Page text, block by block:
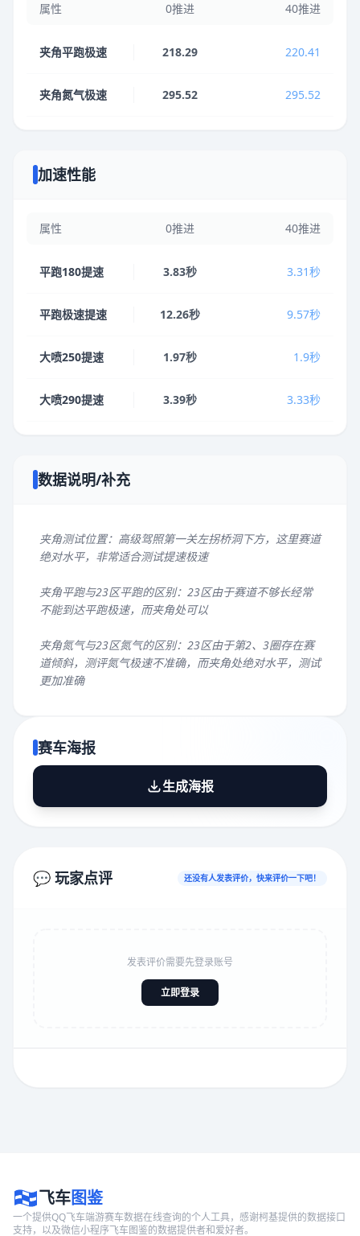
属性 0推进 40推进
夹角平跑极速 218.29 220.41
夹角氮气极速 295.52 295.52
加速性能
属性 0推进 40推进
平跑180提速 3.83秒 3.31秒
平跑极速提速 12.26秒 9.57秒
大喷250提速 1.97秒 1.9秒
大喷290提速 3.39秒 3.33秒
数据说明/补充
夹角测试位置：高级驾照第一关左拐桥洞下方，这里赛道
绝对水平，非常适合测试提速极速
夹角平跑与23区平跑的区别：23区由于赛道不够长经常
不能到达平跑极速，而夹角处可以
夹角氮气与23区氮气的区别：23区由于第2、3圈存在赛
道倾斜，测评氮气极速不准确，而夹角处绝对水平，测试
更加准确
赛车海报
生成海报
💬 玩家点评 还没有人发表评价，快来评价一下吧！
发表评价需要先登录账号
立即登录
飞车图鉴
一个提供QQ飞车端游赛车数据在线查询的个人工具，感谢柯基提供的数据接口
支持，以及微信小程序飞车图鉴的数据提供者和爱好者。